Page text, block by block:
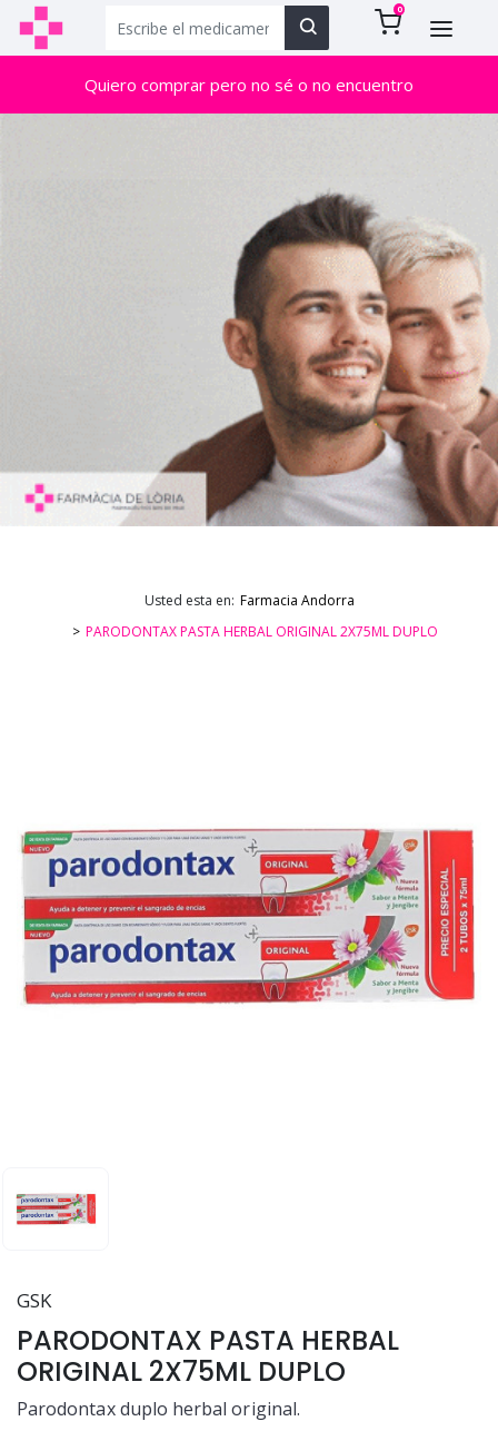
0
Quiero comprar pero no sé o no encuentro
Usted esta en: Farmacia Andorra
PARODONTAX PASTA HERBAL ORIGINAL 2X75ML DUPLO
GSK
PARODONTAX PASTA HERBAL
ORIGINAL 2X75ML DUPLO
Parodontax duplo herbal original.